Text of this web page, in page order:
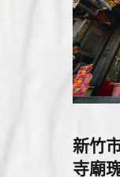
新竹
寺廟